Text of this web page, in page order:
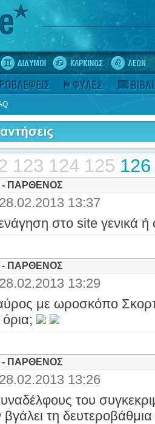
123 124 125 126
ΠΑΡΘΕΝΟΣ
13:37
στο site γενικά ή
ΠΑΡΘΕΝΟΣ
13:29
με ωροσκόπο
ΠΑΡΘΕΝΟΣ
13:26
του
τη